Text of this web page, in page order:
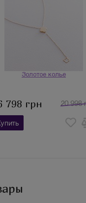
Золотое колье
798 грн 20 998